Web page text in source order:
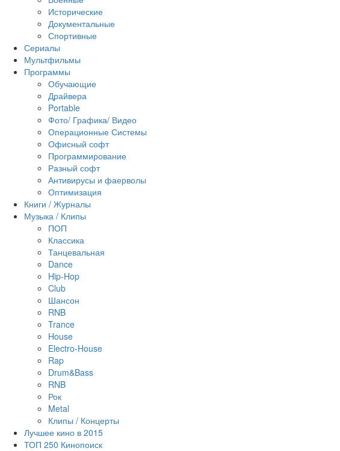
Исторические
Документальные
Спортивные
Сериалы
Мультфильмы
Программы
Обучающие
Драйвера
Portable
Фото/ Графика/ Видео
Операционные Системы
Офисный софт
Программирование
Разный софт
Антивирусы и фаерволы
Оптимизация
Книги / Журналы
Музыка / Клипы
ПОП
Классика
Танцевальная
Dance
Hip-Hop
Club
Шансон
RNB
Trance
House
Electro-House
Rap
Drum&Bass
RNB
Рок
Metal
Клипы / Концерты
Лучшее кино в 2015
ТОП 250 Кинопоиск